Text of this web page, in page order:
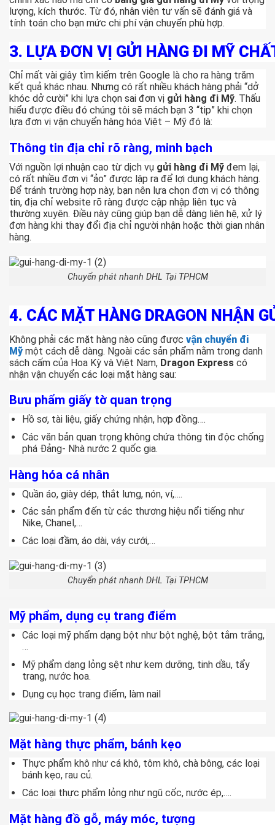
lượng, kích thước. Từ đó, nhân viên tư vấn sẽ đánh giá và
tính toán cho bạn mức chi phí vận chuyển phù hợp.
3. LỰA ĐƠN VỊ GỬI HÀNG ĐI MỸ
Chỉ mất vài giây tìm kiếm trên Google là cho ra hàng trăm
kết quả khác nhau. Nhưng có rất nhiều khách hàng phải “dở
khóc dở cười” khi lựa chọn sai đơn vị gửi hàng đi Mỹ. Thấu
hiểu được điều đó chúng tôi sẽ mách bạn 3 “tip” khi chọn
lựa đơn vị vận chuyển hàng hóa Việt – Mỹ đó là:
Thông tin địa chỉ rõ ràng, minh bạch
Với nguồn lợi nhuận cao từ dịch vụ gửi hàng đi Mỹ đem lại,
có rất nhiều đơn vị “ảo” được lập ra để lợi dụng khách hàng.
Để tránh trường hợp này, bạn nên lựa chọn đơn vị có thông
tin, địa chỉ website rõ ràng được cập nhập liên tục và
thường xuyên. Điều này cũng giúp bạn dễ dàng liên hệ, xử lý
đơn hàng khi thay đổi địa chỉ người nhận hoặc thời gian nhân
hàng.
Chuyển phát nhanh DHL Tại TPHCM
4. CÁC MẶT HÀNG DRAGON NHẬN
Không phải các mặt hàng nào cũng được vận chuyển đi
Mỹ một cách dễ dàng. Ngoài các sản phẩm nằm trong danh
sách cấm của Hoa Kỳ và Việt Nam, Dragon Express có
nhận vận chuyển các loại mặt hàng sau:
Bưu phẩm giấy tờ quan trọng
Hồ sơ, tài liệu, giấy chứng nhận, hợp đồng….
Các văn bản quan trọng không chứa thông tin độc chống
phá Đảng- Nhà nước 2 quốc gia.
Hàng hóa cá nhân
Quần áo, giày dép, thắt lưng, nón, ví,….
Các sản phẩm đến từ các thương hiệu nổi tiếng như
Nike, Chanel,…
Các loại đầm, áo dài, váy cưới,…
Chuyển phát nhanh DHL Tại TPHCM
Mỹ phẩm, dụng cụ trang điểm
Các loại mỹ phẩm dạng bột như bột nghệ, bột tắm trắng,
…
Mỹ phẩm dạng lỏng sệt như kem dưỡng, tinh dầu, tẩy
trang, nước hoa.
Dụng cụ học trang điểm, làm nail
Mặt hàng thực phẩm, bánh kẹo
Thực phẩm khô như cá khô, tôm khô, chà bông, các loại
bánh kẹo, rau củ.
Các loại thực phẩm lỏng như ngũ cốc, nước ép,….
Mặt hàng đồ gỗ, máy móc, tượng